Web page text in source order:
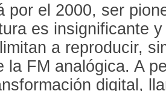
por el 2000, ser
es insignificante
a reproducir,
la FM analógica. A
digital,